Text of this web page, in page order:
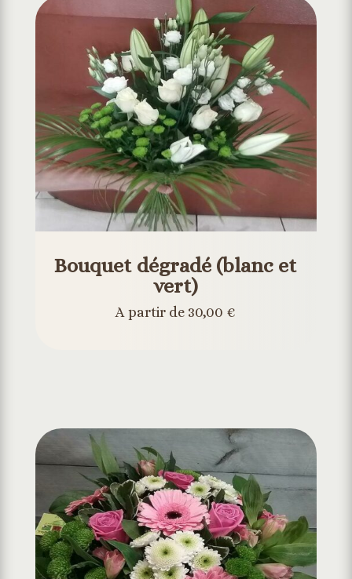
Bouquet dégradé (blanc et
vert)
A partir de 30,00 €